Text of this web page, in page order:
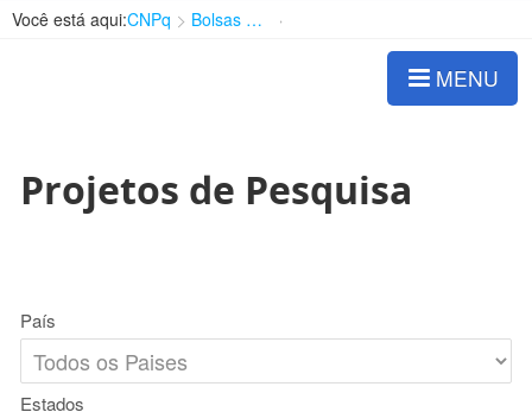
Você está aqui:CNPq Bolsas e Auxílios Vigentes
MENU
Projetos de Pesquisa
País
Estados